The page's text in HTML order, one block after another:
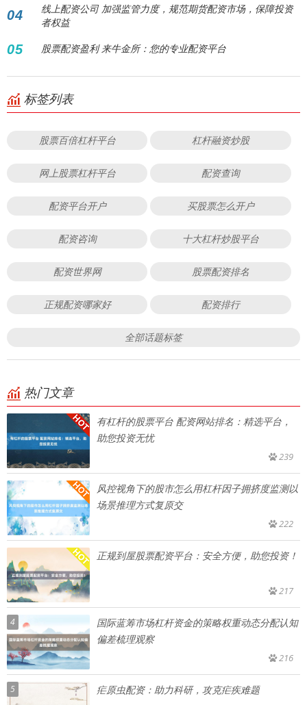
04
线上配资公司 加强监管力度，规范期货配资市场，保障投资
者权益
05 股票配资盈利 来牛金所：您的专业配资平台
标签列表
股票百倍杠杆平台 杠杆融资炒股
网上股票杠杆平台 配资查询
配资平台开户 买股票怎么开户
配资咨询 十大杠杆炒股平台
配资世界网 股票配资排名
正规配资哪家好 配资排行
全部话题标签
热门文章
有杠杆的股票平台 配资网站排名：精选平台，
助您投资无忧
239
风控视角下的股市怎么用杠杆因子拥挤度监测以
场景推理方式复原交
222
正规到屋股票配资平台：安全方便，助您投资！
217
4
国际蓝筹市场杠杆资金的策略权重动态分配认知
偏差梳理观察
216
5 疟原虫配资：助力科研，攻克疟疾难题